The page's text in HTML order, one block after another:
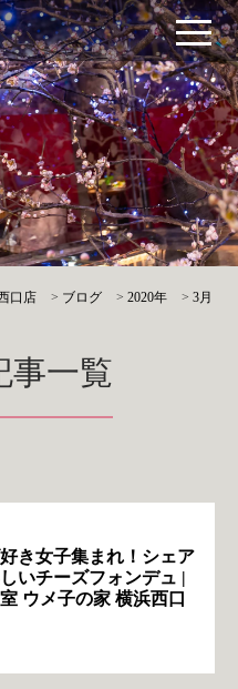
口店 > ブログ >2020年 >3月
事一覧
き女子集まれ！シェア
いチーズフォンデュ |
ウメ子の家 横浜西口